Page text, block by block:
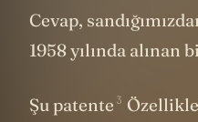
Cevap,
1958 yılında alınan
Şu patente 3 Özellikle